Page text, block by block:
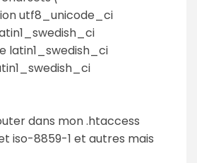
utf8_unicode_ci
latin1_swedish_ci
dans mon .htaccess
iso-8859-1 et autres mais